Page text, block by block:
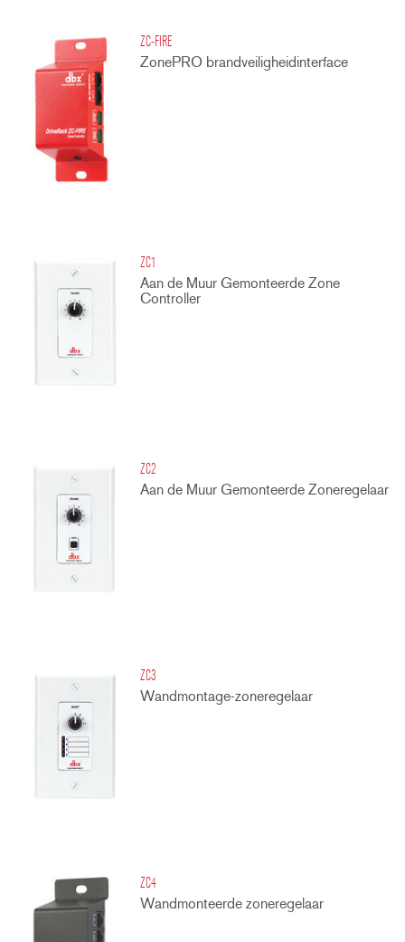
ZC-FIRE
ZonePRO brandveiligheidinterface
ZC1
Aan de Muur Gemonteerde Zone
Controller
ZC2
Aan de Muur Gemonteerde Zoneregelaar
ZC3
Wandmontage-zoneregelaar
ZC4
Wandmonteerde zoneregelaar